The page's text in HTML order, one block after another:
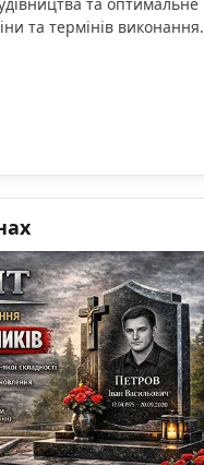
та термінів виконання.